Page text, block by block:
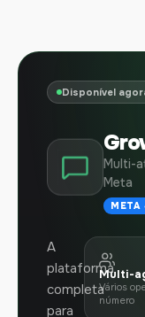
Disponível
Multi-
Meta
META
A
plataforma
completa
para
Multi-
Vários
número